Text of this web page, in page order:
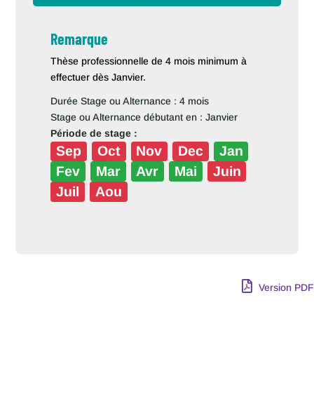
Remarque
Thèse professionnelle de 4 mois minimum à
effectuer dès Janvier.
Durée Stage ou Alternance : 4 mois
Stage ou Alternance débutant en : Janvier
Période de stage :
Sep Oct Nov Dec
Jan
Fev
Mar Avr Mai
Juin
Juil
Aou
Version PDF